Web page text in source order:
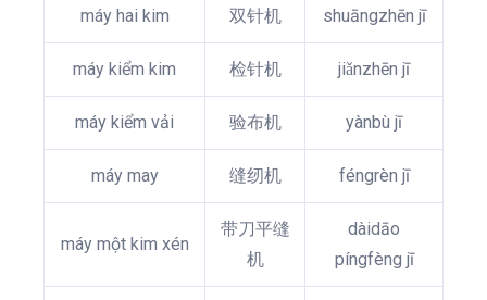
máy hai kim 双针机 shuāngzhēn jī
máy kiểm kim 检针机 jiǎnzhēn jī
máy kiểm vải 验布机 yànbù jī
máy may 缝纫机 féngrèn jī
máy một kim xén
带刀平缝
机
dàidāo
píngfèng jī